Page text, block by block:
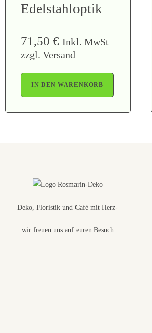
Edelstahloptik
71,50 € Inkl. MwSt
zzgl. Versand
IN DEN WARENKORB
Deko, Floristik und Café mit Herz-
wir freuen uns auf euren Besuch